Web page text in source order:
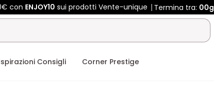
con ENJOY10 sui prodotti Vente-unique Termina tra: 00g
Consigli Corner Prestige